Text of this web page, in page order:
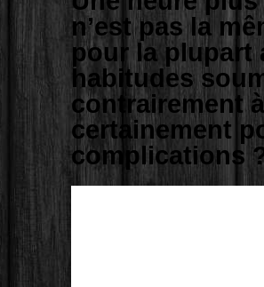
n’est pas la
pour la plupart
habitudes
contrairement
certainement
complications